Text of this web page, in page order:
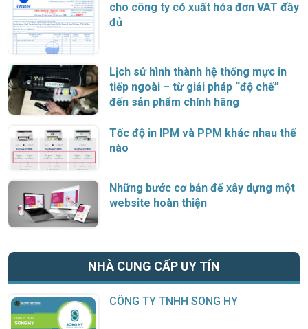
cho công ty có xuất hóa đơn VAT đầy
đủ
Lịch sử hình thành hệ thống mực in
tiếp ngoài – từ giải pháp “độ chế”
đến sản phẩm chính hãng
Tốc độ in IPM và PPM khác nhau thế
nào
Những bước cơ bản để xây dựng một
website hoàn thiện
NHÀ CUNG CẤP UY TÍN
CÔNG TY TNHH SONG HY